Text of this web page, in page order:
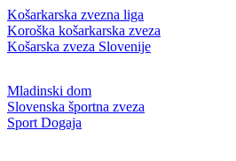
Košarkarska zvezna liga
Koroška košarkarska zveza
Košarska zveza Slovenije
Mladinski dom
Slovenska športna zveza
Sport Dogaja